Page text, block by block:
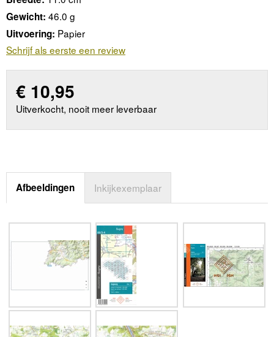
Gewicht: 46.0 g
Uitvoering: Papier
Schrijf als eerste een review
€ 10,95
Uitverkocht, nooit meer leverbaar
Afbeeldingen Inkijkexemplaar